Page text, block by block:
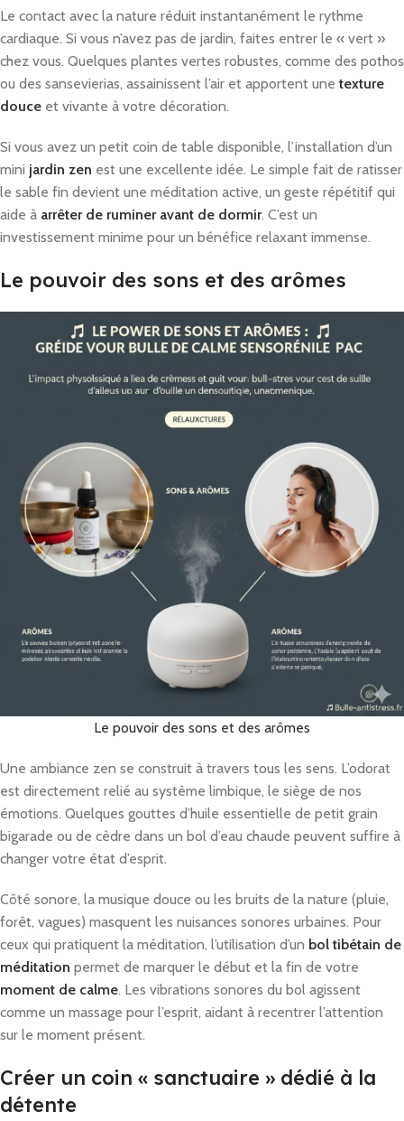
Le contact avec la nature réduit instantanément le rythme
cardiaque. Si vous n’avez pas de jardin, faites entrer le « vert »
chez vous. Quelques plantes vertes robustes, comme des pothos
ou des sansevierias, assainissent l’air et apportent unetexture
douce et vivante à votre décoration.
Si vous avez un petit coin de table disponible, l’installation d’un
mini jardin zen est une excellente idée. Le simple fait de ratisser
le sable fin devient une méditation active, un geste répétitif qui
aide à arrêter de ruminer avant de dormir. C’est un
investissement minime pour un bénéfice relaxant immense.
Le pouvoir des sons et des arômes
Le pouvoir des sons et des arômes
Une ambiance zen se construit à travers tous les sens. L’odorat
est directement relié au système limbique, le siège de nos
émotions. Quelques gouttes d’huile essentielle de petit grain
bigarade ou de cèdre dans un bol d’eau chaude peuvent suffire à
changer votre état d’esprit.
Côté sonore, la musique douce ou les bruits de la nature (pluie,
forêt, vagues) masquent les nuisances sonores urbaines. Pour
ceux qui pratiquent la méditation, l’utilisation d’un bol tibétain de
méditation permet de marquer le début et la fin de votre
moment de calme. Les vibrations sonores du bol agissent
comme un massage pour l’esprit, aidant à recentrer l’attention
sur le moment présent.
Créer un coin « sanctuaire » dédié à la
détente